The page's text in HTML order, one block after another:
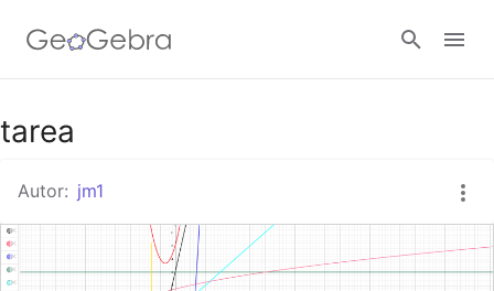
GeoGebra Classroom
Abrir sesión
tarea
Autor: jm1